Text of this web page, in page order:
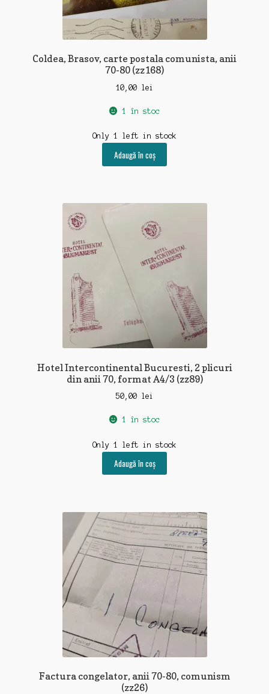
Coldea, Brasov, carte postala comunista, anii
70-80 (zz168)
10,00 lei
1 în stoc
Only 1 left in stock
Adaugă în coș
Hotel Intercontinental Bucuresti, 2 plicuri
din anii 70, format A4/3 (zz89)
50,00 lei
1 în stoc
Only 1 left in stock
Adaugă în coș
Factura congelator, anii 70-80, comunism
(zz26)